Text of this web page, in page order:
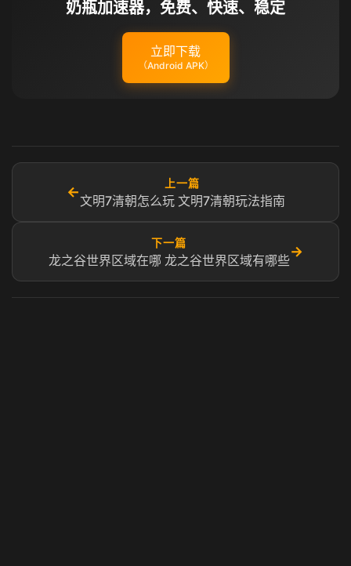
奶瓶加速器，免费、快速、稳定
立即下载
（Android APK）
←
上一篇
文明7清朝怎么玩 文明7清朝玩法指南
下一篇
龙之谷世界区域在哪 龙之谷世界区域有哪些
→